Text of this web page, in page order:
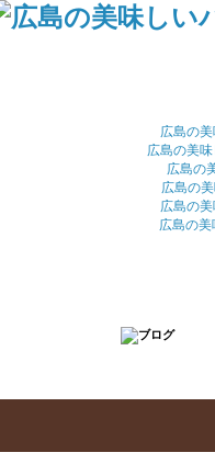
広島の
広島の美
広島の
広島の
広島の
広島の